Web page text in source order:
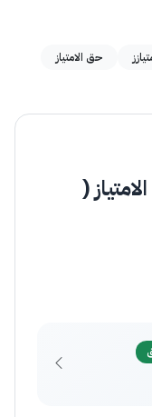
حق الامتياز
(